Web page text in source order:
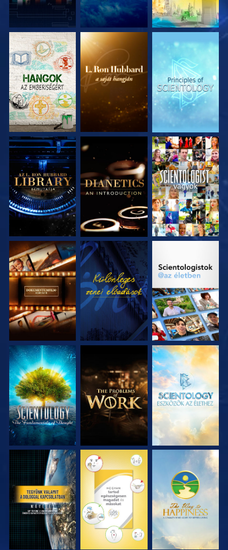
A SOROZAT
RÉSZEI
A SOROZAT
RÉSZEI
A SOROZAT
RÉSZEI
A SOROZAT
RÉSZEI
A SOROZAT
RÉSZEI
MŰSORNÉZÉS
A SOROZAT
RÉSZEI
MŰSORNÉZÉS
A SOROZAT
A SOROZAT
RÉSZEI
A SOROZAT
RÉSZEI
A SOROZAT
RÉSZEI
MŰSORNÉZÉS MŰSORNÉZÉS MŰSORNÉZÉS